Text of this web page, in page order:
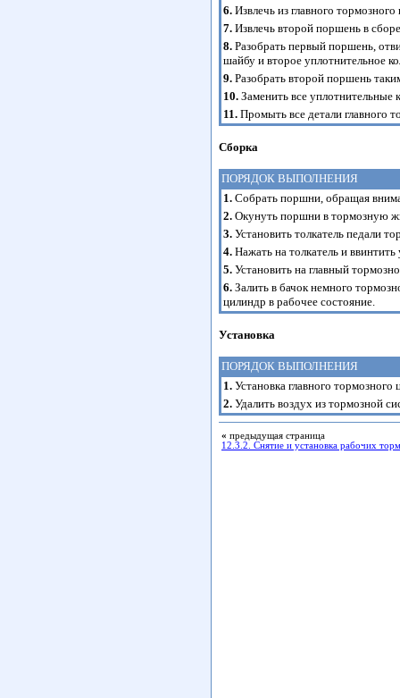
6. Извлечь из главного
7. Извлечь второй поршень в
8. Разобрать первый поршень,
шайбу и второе уплотнительное
9. Разобрать второй поршень
10. Заменить все уплотнительные
11. Промыть все детали главного
Сборка
ПОРЯДОК ВЫПОЛНЕНИЯ
1. Собрать поршни, обращая
2. Окунуть поршни в тормозную
3. Установить толкатель педали
4. Нажать на толкатель и
5. Установить на главный
6. Залить в бачок немного
цилиндр в рабочее состояние.
Установка
ПОРЯДОК ВЫПОЛНЕНИЯ
1. Установка главного
2. Удалить воздух из тормозной
« предыдущая страница
12.3.2. Снятие и установка рабочих